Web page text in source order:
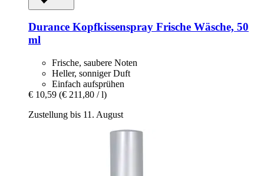
Durance Kopfkissenspray Frische Wäsche, 50
ml
Frische, saubere Noten
Heller, sonniger Duft
Einfach aufsprühen
€ 10,59 (€ 211,80 / l)
Zustellung bis 11. August